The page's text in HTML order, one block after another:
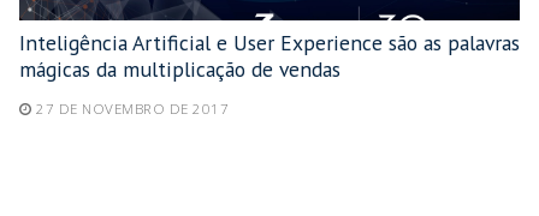
Inteligência Artificial e User Experience são as palavras
mágicas da multiplicação de vendas
27 DE NOVEMBRO DE 2017